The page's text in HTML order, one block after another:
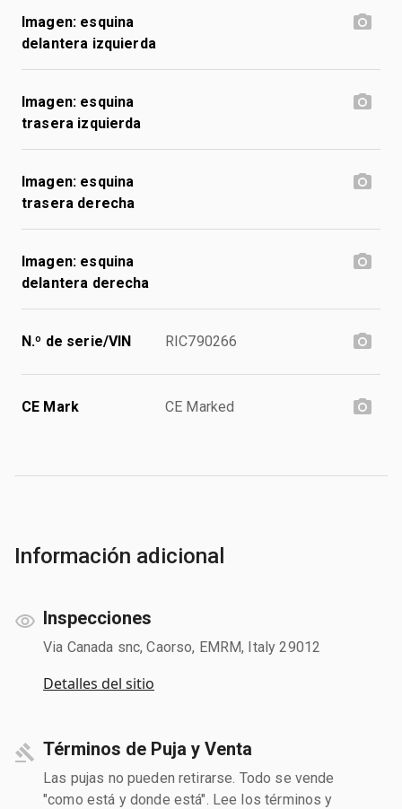
Imagen: esquina
delantera izquierda
Imagen: esquina
trasera izquierda
Imagen: esquina
trasera derecha
Imagen: esquina
delantera derecha
N.º de serie/VIN RIC790266
CE Mark CE Marked
Información adicional
Inspecciones
Via Canada snc, Caorso, EMRM, Italy 29012
Detalles del sitio
Términos de Puja y Venta
Las pujas no pueden retirarse. Todo se vende
"como está y donde está". Lee los términos y